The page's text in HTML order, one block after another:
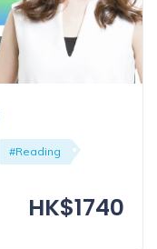
#Reading
HK$1740